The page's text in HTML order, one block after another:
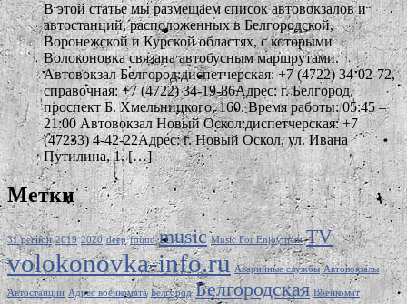
В этой статье мы размещаем список автовокзалов и
автостанций, расположенных в Белгородской,
Воронежской и Курской областях, с которыми
Волоконовка связана автобусным маршрутами.
Автовокзал Белгород:диспетчерская: +7 (4722) 34-02-72,
справочная: +7 (4722) 34-19-86Адрес: г. Белгород,
проспект Б. Хмельницкого, 160. Время работы: 05:45 –
21:00 Автовокзал Новый Оскол:диспетчерская: +7
(47233) 4-42-22Адрес: г. Новый Оскол, ул. Ивана
Путилина, 1. […]
Метки
31 регион 2019 2020 deep found music Music For Enjoyment TV
volokonovka-info.ru Аварийные службы Автовокзалы
Автостанции Адрес военкомата Белгород Белгородская Военкомат